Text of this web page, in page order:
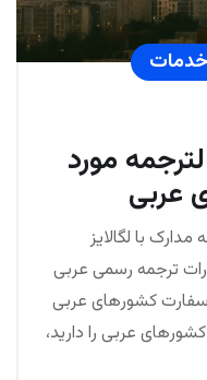
خدمات
مورد
عربی
با لگالایز
ترجمه رسمی عربی
سفارت کشورهای عربی
عربی را دارید،